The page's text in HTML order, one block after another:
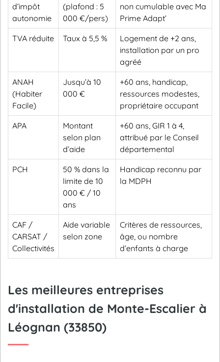
d’impôt
autonomie
(plafond : 5
000 €/pers)
non cumulable avec Ma
Prime Adapt’
TVA réduite Taux à 5,5 %
Logement de +2 ans,
installation par un pro
agréé
ANAH
(Habiter
Facile)
Jusqu’à 10
000 €
+60 ans, handicap,
ressources modestes,
propriétaire occupant
APA
Montant
selon plan
d’aide
+60 ans, GIR 1 à 4,
attribué par le Conseil
départemental
PCH
50 % dans la
limite de 10
000 € / 10
ans
Handicap reconnu par
la MDPH
CAF /
CARSAT /
Collectivités
Aide variable
selon zone
Critères de ressources,
âge, ou nombre
d’enfants à charge
Les meilleures entreprises
d'installation de Monte-Escalier à
Léognan (33850)